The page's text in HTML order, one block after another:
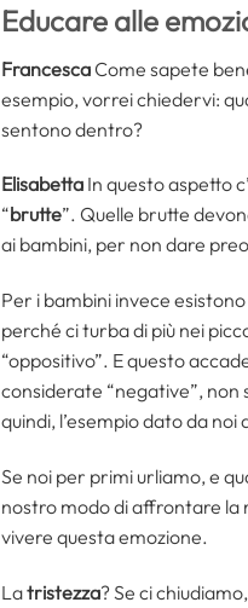
Educare alle
FrancescaCome sapete
esempio, vorrei chiedervi:
sentono dentro?
Elisabetta In questo aspetto
“brutte”. Quelle brutte
ai bambini, per non dare
Per i bambini invece esistono
perché ci turba di più nei
“oppositivo”. E questo
considerate “negative”, non
quindi, l’esempio dato da
Se noi per primi urliamo, e
nostro modo di affrontare la
vivere questa emozione.
Latristezza? Se ci